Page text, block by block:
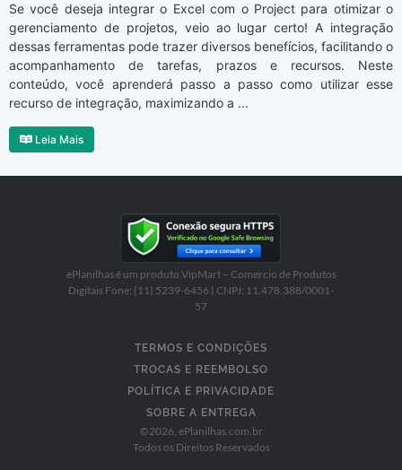
Se você deseja integrar o Excel com o Project para otimizar o
gerenciamento de projetos, veio ao lugar certo! A integração
dessas ferramentas pode trazer diversos benefícios, facilitando o
acompanhamento de tarefas, prazos e recursos. Neste
conteúdo, você aprenderá passo a passo como utilizar esse
recurso de integração, maximizando a ...
Leia Mais
ePlanilhas é um produto VipMart – Comercio de Produtos
Digitais Fone: (11) 5239-6456 | CNPJ: 11.478.388/0001-
57
TERMOS E CONDIÇÕES
TROCAS E REEMBOLSO
POLÍTICA E PRIVACIDADE
SOBRE A ENTREGA
©2026 , ePlanilhas.com.br
Todos os Direitos Reservados